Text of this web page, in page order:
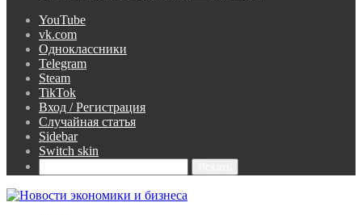
YouTube
vk.com
Одноклассники
Telegram
Steam
TikTok
Вход / Регистрация
Случайная статья
Sidebar
Switch skin